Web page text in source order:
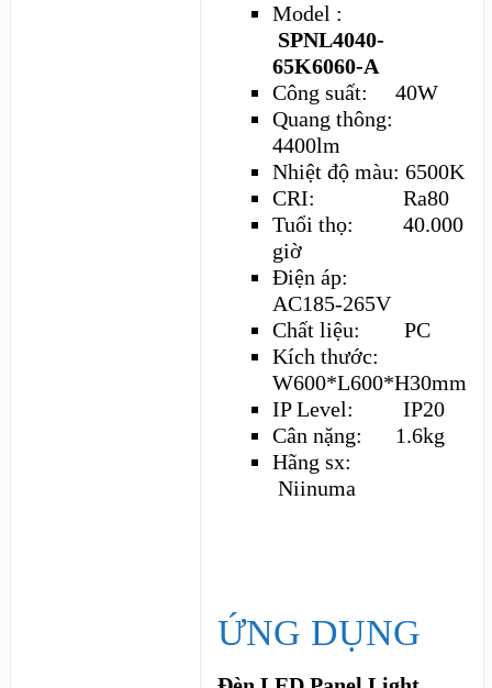
Model :
SPNL4040-
65K6060-A
Công suất: 40W
Quang thông:
4400lm
Nhiệt độ màu: 6500K
CRI: Ra80
Tuổi thọ: 40.000
giờ
Điện áp:
AC185-265V
Chất liệu: PC
Kích thước:
W600*L600*H30mm
IP Level: IP20
Cân nặng: 1.6kg
Hãng sx:
Niinuma
ỨNG DỤNG